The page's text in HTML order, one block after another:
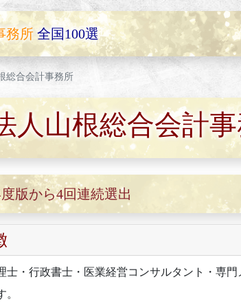
務所 全国100選
総合会計事務所
人山根総合会計
版から4回連続選出
・行政書士・医業経営コンサルタント・専